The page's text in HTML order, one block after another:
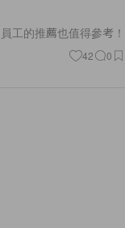
工的推薦也值得參考！
42 0